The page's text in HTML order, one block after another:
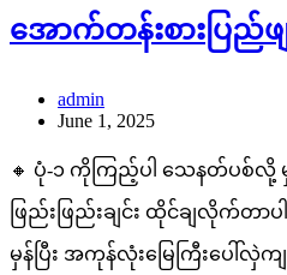
အောက်တန်းစားပြည်
admin
June 1, 2025
🔸 ပုံ-၁ ကိုကြည့်ပါ သေနတ်ပစ်လို့
ဖြည်းဖြည်းချင်း ထိုင်ချလိုက်တာ
မှန်ပြီး အကုန်လုံးမြေကြီးပေါ်